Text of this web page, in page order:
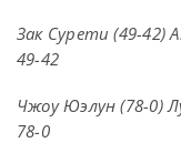
Зак Сурети (49-42)
49-42
Чжоу Юэлун (78-0)
78-0